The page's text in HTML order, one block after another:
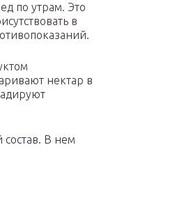
по утрам. Это
в
нектар в
состав. В нем